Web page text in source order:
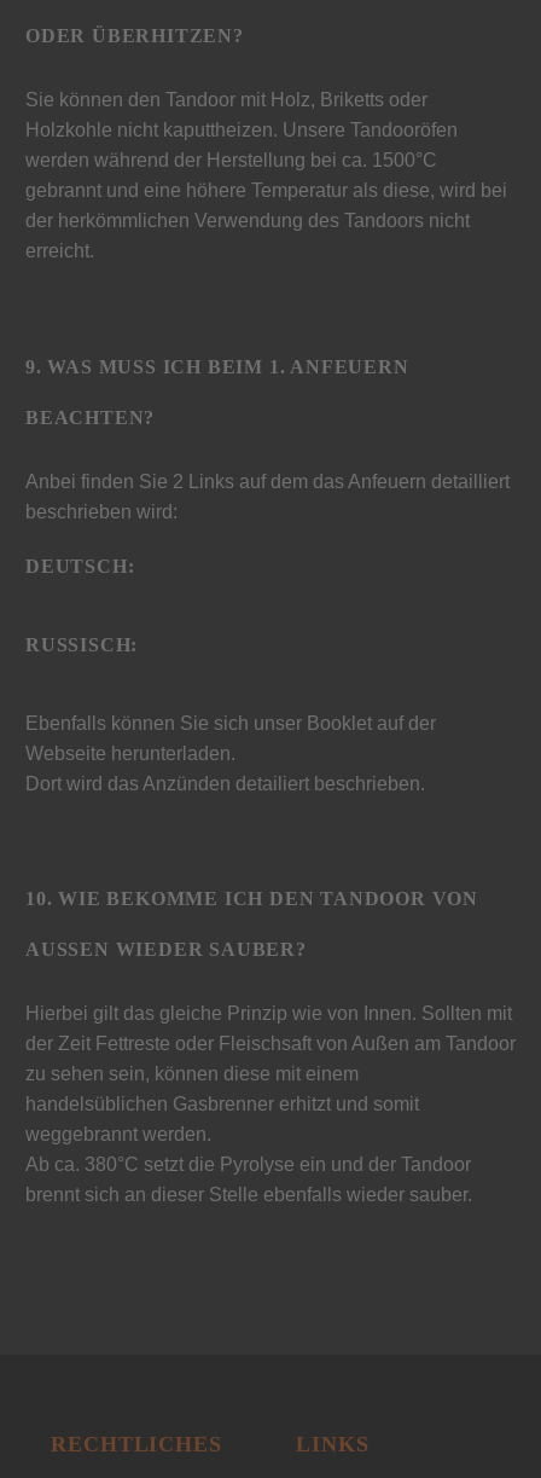
ODER ÜBERHITZEN?
Sie können den Tandoor mit Holz, Briketts oder
Holzkohle nicht kaputtheizen. Unsere Tandooröfen
werden während der Herstellung bei ca. 1500°C
gebrannt und eine höhere Temperatur als diese, wird bei
der herkömmlichen Verwendung des Tandoors nicht
erreicht.
9. WAS MUSS ICH BEIM 1. ANFEUERN
BEACHTEN?
Anbei finden Sie 2 Links auf dem das Anfeuern detailliert
beschrieben wird:
DEUTSCH:
RUSSISCH:
Ebenfalls können Sie sich unser Booklet auf der
Webseite herunterladen.
Dort wird das Anzünden detailiert beschrieben.
10. WIE BEKOMME ICH DEN TANDOOR VON
AUSSEN WIEDER SAUBER?
Hierbei gilt das gleiche Prinzip wie von Innen. Sollten mit
der Zeit Fettreste oder Fleischsaft von Außen am Tandoor
zu sehen sein, können diese mit einem
handelsüblichen Gasbrenner erhitzt und somit
weggebrannt werden.
Ab ca. 380°C setzt die Pyrolyse ein und der Tandoor
brennt sich an dieser Stelle ebenfalls wieder sauber.
RECHTLICHES LINKS